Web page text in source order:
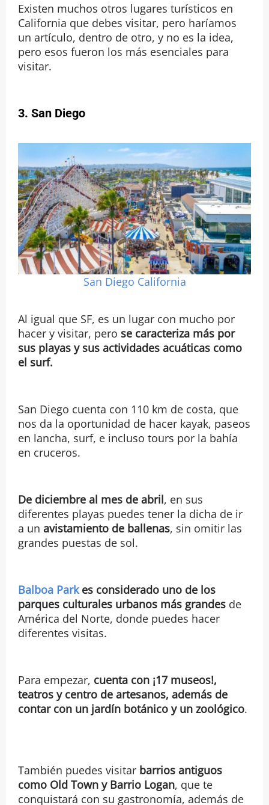
Existen muchos otros lugares turísticos en
California que debes visitar, pero haríamos
un artículo, dentro de otro, y no es la idea,
pero esos fueron los más esenciales para
visitar.
3. San Diego
San Diego California
Al igual que SF, es un lugar con mucho por
hacer y visitar, pero se caracteriza más por
sus playas y sus actividades acuáticas como
el surf.
San Diego cuenta con 110 km de costa, que
nos da la oportunidad de hacer kayak, paseos
en lancha, surf, e incluso tours por la bahía
en cruceros.
De diciembre al mes de abril, en sus
diferentes playas puedes tener la dicha de ir
a un avistamiento de ballenas, sin omitir las
grandes puestas de sol.
Balboa Parkes considerado uno de los
parques culturales urbanos más grandesde
América del Norte, donde puedes hacer
diferentes visitas.
Para empezar, cuenta con ¡17 museos!,
teatros y centro de artesanos, además de
contar con un jardín botánico y un zoológico.
También puedes visitar barrios antiguos
como Old Town y Barrio Logan, que te
conquistará con su gastronomía, además de